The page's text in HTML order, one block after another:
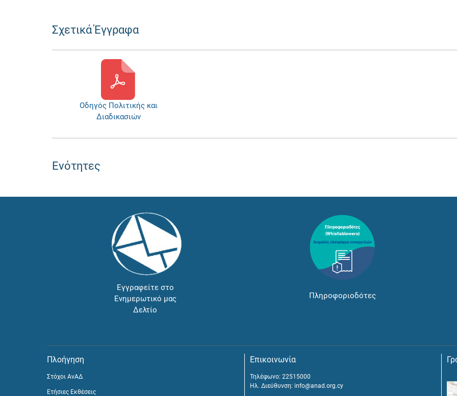
Σχετικά Έγγραφα
Οδηγός Πολιτικής και
Διαδικασιών
Ενότητες
Εγγραφείτε στο
Ενημερωτικό μας
Δελτίο
Πληροφοριοδότες
Πλοήγηση
Στόχοι ΑνΑΔ
Ετήσιες Εκθέσεις
Επικοινωνία
Τηλέφωνο: 22515000
Ηλ. Διεύθυνση: info@anad.org.cy